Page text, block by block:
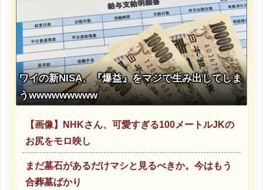
ワイの新NISA、『爆益』をマジで生み出してしま
うwwwwwwwww
【画像】NHKさん、可愛すぎる100メートルJKの
お尻をモロ映し
まだ墓石があるだけマシと見るべきか。今はもう
合葬墓ばかり